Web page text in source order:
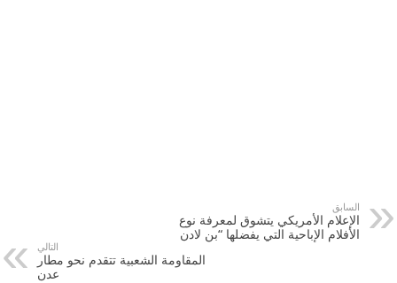
السابق
الإعلام الأمريكي يتشوق لمعرفة نوع
الأفلام الإباحية التي يفضلها “بن لادن
التالي
المقاومة الشعبية تتقدم نحو مطار
عدن